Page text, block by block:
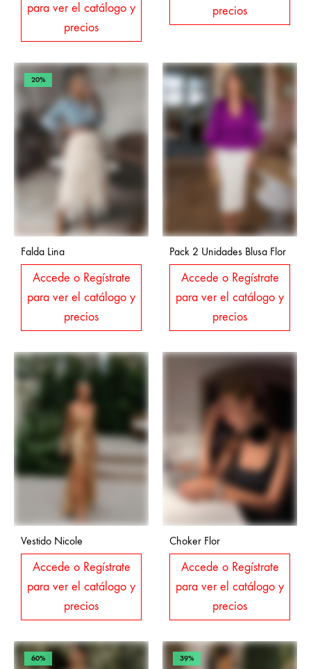
para ver el catálogo y
precios
precios
20%
Falda Lina
Accede o Regístrate
para ver el catálogo y
precios
Pack 2 Unidades Blusa Flor
Accede o Regístrate
para ver el catálogo y
precios
Vestido Nicole
Accede o Regístrate
para ver el catálogo y
precios
Choker Flor
Accede o Regístrate
para ver el catálogo y
precios
60% 39%